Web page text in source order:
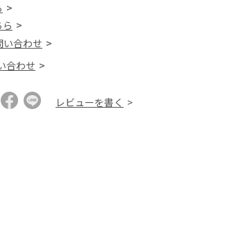
い合わせ
合わせ
レビューを書く